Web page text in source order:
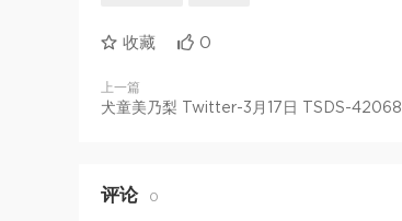
收藏 0
上一篇
犬童美乃梨 Twitter-3月17日 TSDS-42068
评论 0